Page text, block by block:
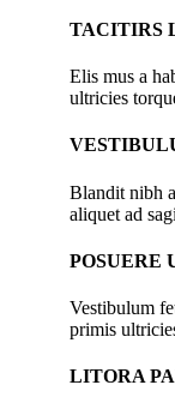
TACITIRS
Elis mus a
ultricies
Blandit nibh
aliquet ad
POSUERE
Vestibulum
primis
LITORA